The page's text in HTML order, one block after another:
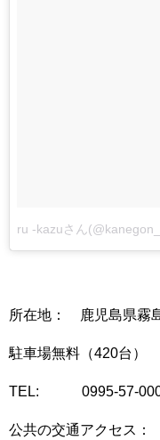
ru -kazuさん
所在地： 鹿児島県霧
駐車場無料（420台）
TEL: 0995-57-
公共の交通アクセス